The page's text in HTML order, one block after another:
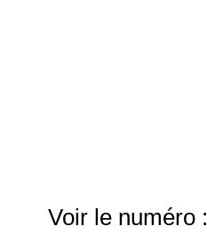
Voir le numéro :